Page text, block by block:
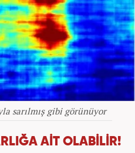
sarılmış gibi görünüyor
AİT OLABİLİR!